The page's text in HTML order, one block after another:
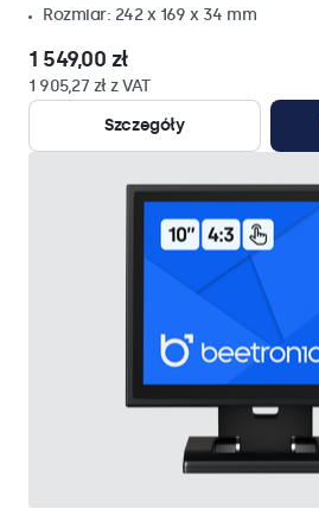
Rozmiar: 242 x 169 x 34 mm
1 549,00 zł
1 905,27 zł z VAT
Szczegóły